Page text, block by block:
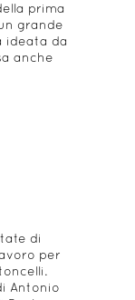
prima
grande
ideata da
anche
di
per
Antonio